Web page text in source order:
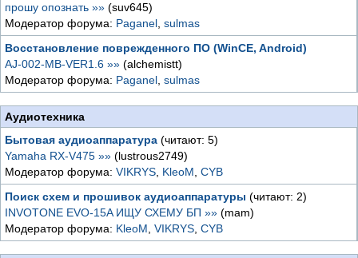
прошу опознать »» (suv645)
Модератор форума: Paganel sulmas
Восстановление поврежденного ПО (WinCE, Android)
AJ-002-MB-VER1.6 »» (alchemistt)
Модератор форума: Paganel sulmas
Аудиотехника
Бытовая аудиоаппаратура (читают: 5)
Yamaha RX-V475 »» (lustrous2749)
Модератор форума: VIKRYS KleoM CYB
Поиск схем и прошивок аудиоаппаратуры (читают: 2)
INVOTONE EVO-15A ИЩУ СХЕМУ БП »» (mam)
Модератор форума: KleoM VIKRYS CYB